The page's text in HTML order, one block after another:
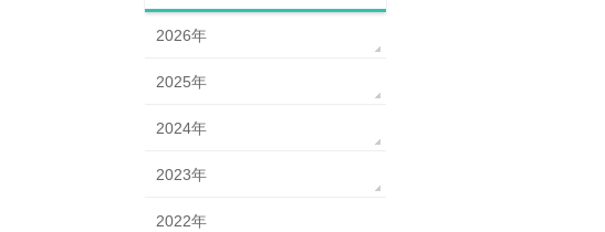
2026年
2025年
2024年
2023年
2022年